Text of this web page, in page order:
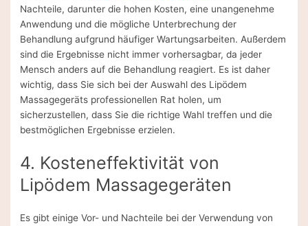
Nachteile, darunter die hohen Kosten, eine unangenehme
Anwendung und die mögliche Unterbrechung der
Behandlung aufgrund häufiger Wartungsarbeiten. Außerdem
sind die Ergebnisse nicht immer vorhersagbar, da jeder
Mensch anders auf die Behandlung reagiert. Es ist daher
wichtig, dass Sie sich bei der Auswahl des Lipödem
Massagegeräts professionellen Rat holen, um
sicherzustellen, dass Sie die richtige Wahl treffen und die
bestmöglichen Ergebnisse erzielen.
4. Kosteneffektivität von
Lipödem Massagegeräten
Es gibt einige Vor- und Nachteile bei der Verwendung von